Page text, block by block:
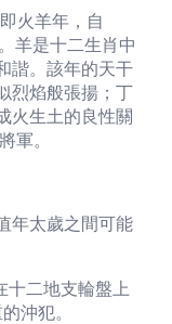
火羊年，自
羊是十二生肖中
諧。該年的天干
烈焰般張揚；丁
火生土的良性關
軍。
年太歲之間可能
十二地支輪盤上
沖犯。